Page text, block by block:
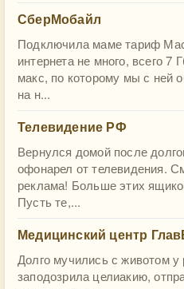
СберМобайл
Подключила маме тариф
интернета не много, всего 7
макс, по которому мы с ней
на н...
Телевидение РФ
Вернулся домой после
офонарел от телевидения.
реклама! Больше этих
Пусть те,...
Медицинский центр
Долго мучились с животом
заподозрила целиакию,